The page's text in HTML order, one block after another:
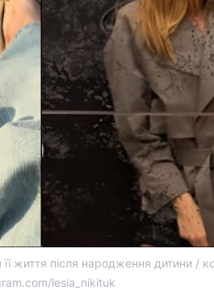
її життя після народження дитини /
lesia_nikituk